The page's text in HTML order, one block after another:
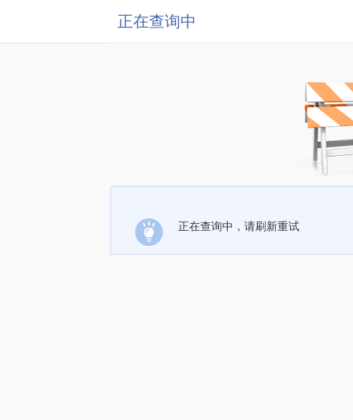
正在查询中
正在查询中，请刷新重试